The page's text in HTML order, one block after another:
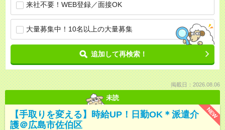
来社不要！WEB登録／面接OK
大量募集中！10名以上の大量募集
追加して再検索！
掲載日：2026.08.06
未読
NEW
【手取りを変える】時給UP！日勤OK＊派遣介
護＠広島市佐伯区